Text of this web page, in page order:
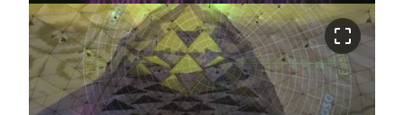
crop_free